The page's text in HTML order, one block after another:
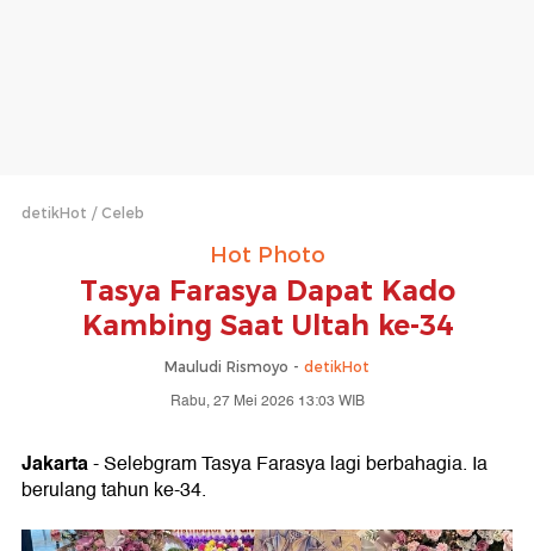
detikHot Celeb
Hot Photo
Tasya Farasya Dapat Kado
Kambing Saat Ultah ke-34
Mauludi Rismoyo - detikHot
Rabu, 27 Mei 2026 13:03 WIB
Jakarta- Selebgram Tasya Farasya lagi berbahagia. Ia
berulang tahun ke-34.